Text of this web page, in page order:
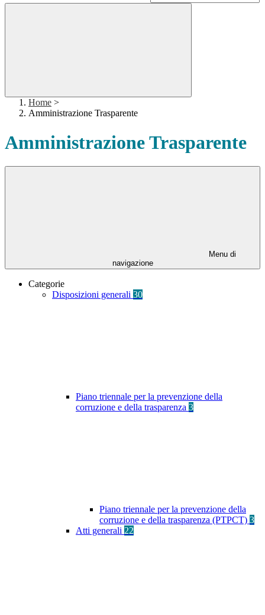
Home >
Amministrazione Trasparente
Amministrazione Trasparente
Menu di
navigazione
Categorie
Disposizioni generali 30
Piano triennale per la prevenzione della
corruzione e della trasparenza 3
Piano triennale per la prevenzione della
corruzione e della trasparenza (PTPCT) 3
Atti generali 22